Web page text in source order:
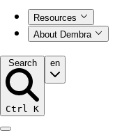
Resources
About Dembra
Search
Ctrl K
en